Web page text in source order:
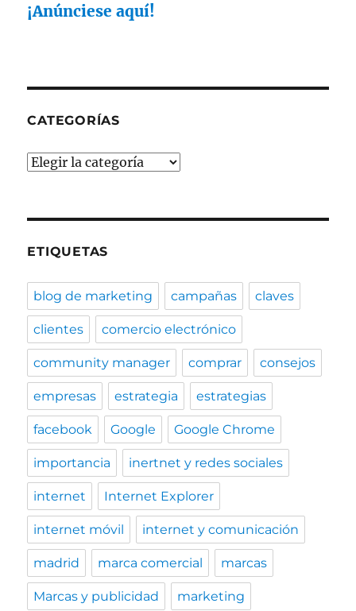
comentarios
¡Anúnciese aquí!
CATEGORÍAS
Categorías
ETIQUETAS
blog de marketing campañas claves
clientes comercio electrónico
community manager comprar consejos
empresas estrategia estrategias
facebook Google Google Chrome
importancia inertnet y redes sociales
internet Internet Explorer
internet móvil internet y comunicación
madrid marca comercial marcas
Marcas y publicidad marketing